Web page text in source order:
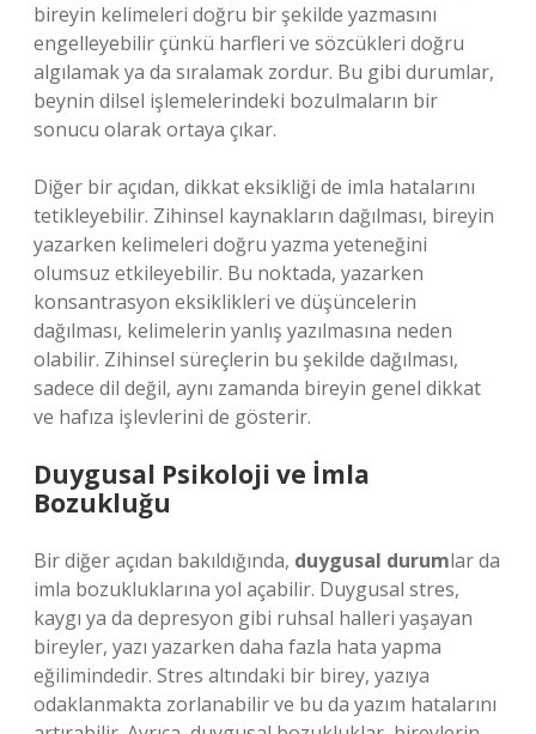
bireyin kelimeleri doğru bir şekilde yazmasını
engelleyebilir çünkü harfleri ve sözcükleri doğru
algılamak ya da sıralamak zordur. Bu gibi durumlar,
beynin dilsel işlemelerindeki bozulmaların bir
sonucu olarak ortaya çıkar.
Diğer bir açıdan, dikkat eksikliği de imla hatalarını
tetikleyebilir. Zihinsel kaynakların dağılması, bireyin
yazarken kelimeleri doğru yazma yeteneğini
olumsuz etkileyebilir. Bu noktada, yazarken
konsantrasyon eksiklikleri ve düşüncelerin
dağılması, kelimelerin yanlış yazılmasına neden
olabilir. Zihinsel süreçlerin bu şekilde dağılması,
sadece dil değil, aynı zamanda bireyin genel dikkat
ve hafıza işlevlerini de gösterir.
Duygusal Psikoloji ve İmla
Bozukluğu
Bir diğer açıdan bakıldığında, duygusal durumlar da
imla bozukluklarına yol açabilir. Duygusal stres,
kaygı ya da depresyon gibi ruhsal halleri yaşayan
bireyler, yazı yazarken daha fazla hata yapma
eğilimindedir. Stres altındaki bir birey, yazıya
odaklanmakta zorlanabilir ve bu da yazım hatalarını